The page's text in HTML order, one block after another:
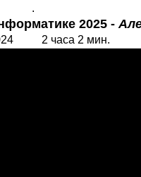
.
2025 -
2 часа 2 мин.